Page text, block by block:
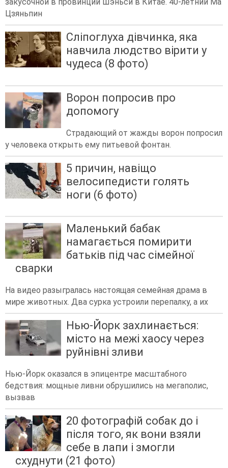
закусочной в провинции Шэньси в Китае. 40-летний Ма
Цзяньпин
Сліпоглуха дівчинка, яка
навчила людство вірити у
чудеса (8 фото)
Ворон попросив про
допомогу
Страдающий от жажды ворон попросил
у человека открыть ему питьевой фонтан.
5 причин, навіщо
велосипедисти голять
ноги (6 фото)
Маленький бабак
намагається помирити
батьків під час сімейної
сварки
На видео разыгралась настоящая семейная драма в
мире животных. Два сурка устроили перепалку, а их
Нью-Йорк захлинається:
місто на межі хаосу через
руйнівні зливи
Нью-Йорк оказался в эпицентре масштабного
бедствия: мощные ливни обрушились на мегаполис,
вызвав
20 фотографій собак до і
після того, як вони взяли
себе в лапи і змогли
схуднути (21 фото)